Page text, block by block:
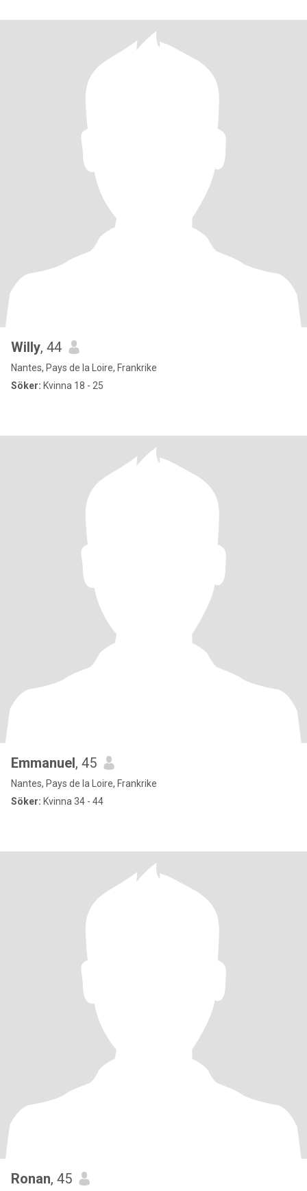
Willy, 44
Nantes, Pays de la Loire, Frankrike
Söker: Kvinna 18 - 25
Emmanuel, 45
Nantes, Pays de la Loire, Frankrike
Söker: Kvinna 34 - 44
Ronan, 45